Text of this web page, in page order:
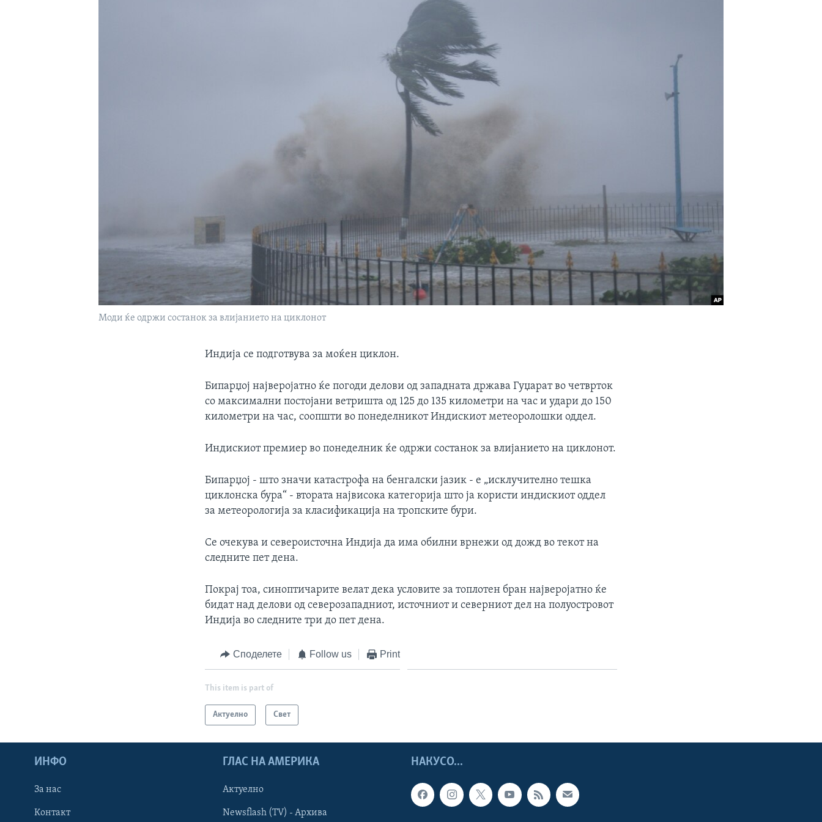
Моди ќе одржи состанок за влијанието на циклонот
Индија се подготвува за моќен циклон.
Бипарџој најверојатно ќе погоди делови од западната држава Гуџарат во четврток
со максимални постојани ветришта од 125 до 135 километри на час и удари до 150
километри на час, соопшти во понеделникот Индискиот метеоролошки оддел.
Индискиот премиер во понеделник ќе одржи состанок за влијанието на циклонот.
Бипарџој - што значи катастрофа на бенгалски јазик - е „исклучително тешка
циклонска бура“ - втората највисока категорија што ја користи индискиот оддел
за метеорологија за класификација на тропските бури.
Се очекува и североисточна Индија да има обилни врнежи од дожд во текот на
следните пет дена.
Покрај тоа, синоптичарите велат дека условите за топлотен бран најверојатно ќе
бидат над делови од северозападниот, источниот и северниот дел на полуостровот
Индија во следните три до пет дена.
Споделете Follow us Print
This item is part of
Актуелно Свет
НАКУСО...
ИНФО
За нас
Контакт
ГЛАС НА АМЕРИКА
Актуелно
Newsflash (TV) - Архива